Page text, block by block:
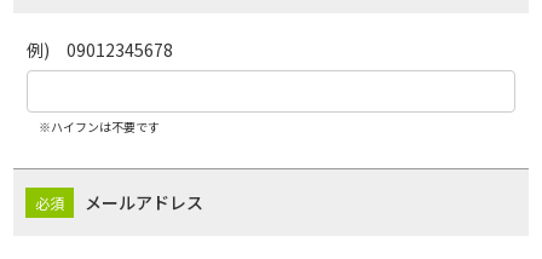
例) 09012345678
※ハイフンは不要です
メールアドレス